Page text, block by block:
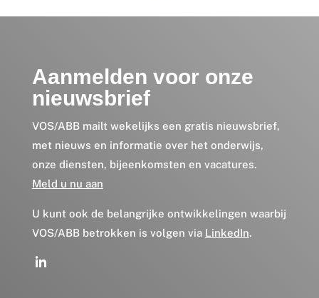
Aanmelden voor onze
nieuwsbrief
VOS/ABB mailt wekelijks een gratis nieuwsbrief,
met nieuws en informatie over het onderwijs,
onze diensten, bijeenkomsten en vacatures.
Meld u nu aan
U kunt ook de belangrijke ontwikkelingen waarbij
VOS/ABB betrokken is volgen via LinkedIn.